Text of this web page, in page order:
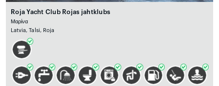
Roja Yacht Club Rojas jahtklubs
Μαρίνα
Latvia, Talsi, Roja